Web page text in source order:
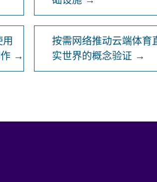
作 →
按需网络推动云端体育
实世界的概念验证 →